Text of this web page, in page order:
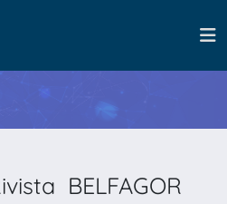
BELFAGOR